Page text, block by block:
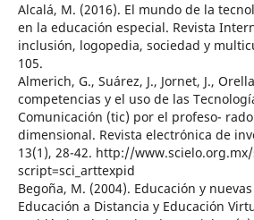
Alcalá, M. (2016). El mundo de la
en la educación especial. Revista
inclusión, logopedia, sociedad y
105.
Almerich, G., Suárez, J., Jornet, J.,
competencias y el uso de las
Comunicación (tic) por el profeso-
dimensional. Revista electrónica de
13(1), 28-42. http://
script=sci_arttexpid
Begoña, M. (2004). Educación y
Educación a Distancia y Educación